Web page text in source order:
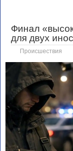
Финал
для двух
Происшествия